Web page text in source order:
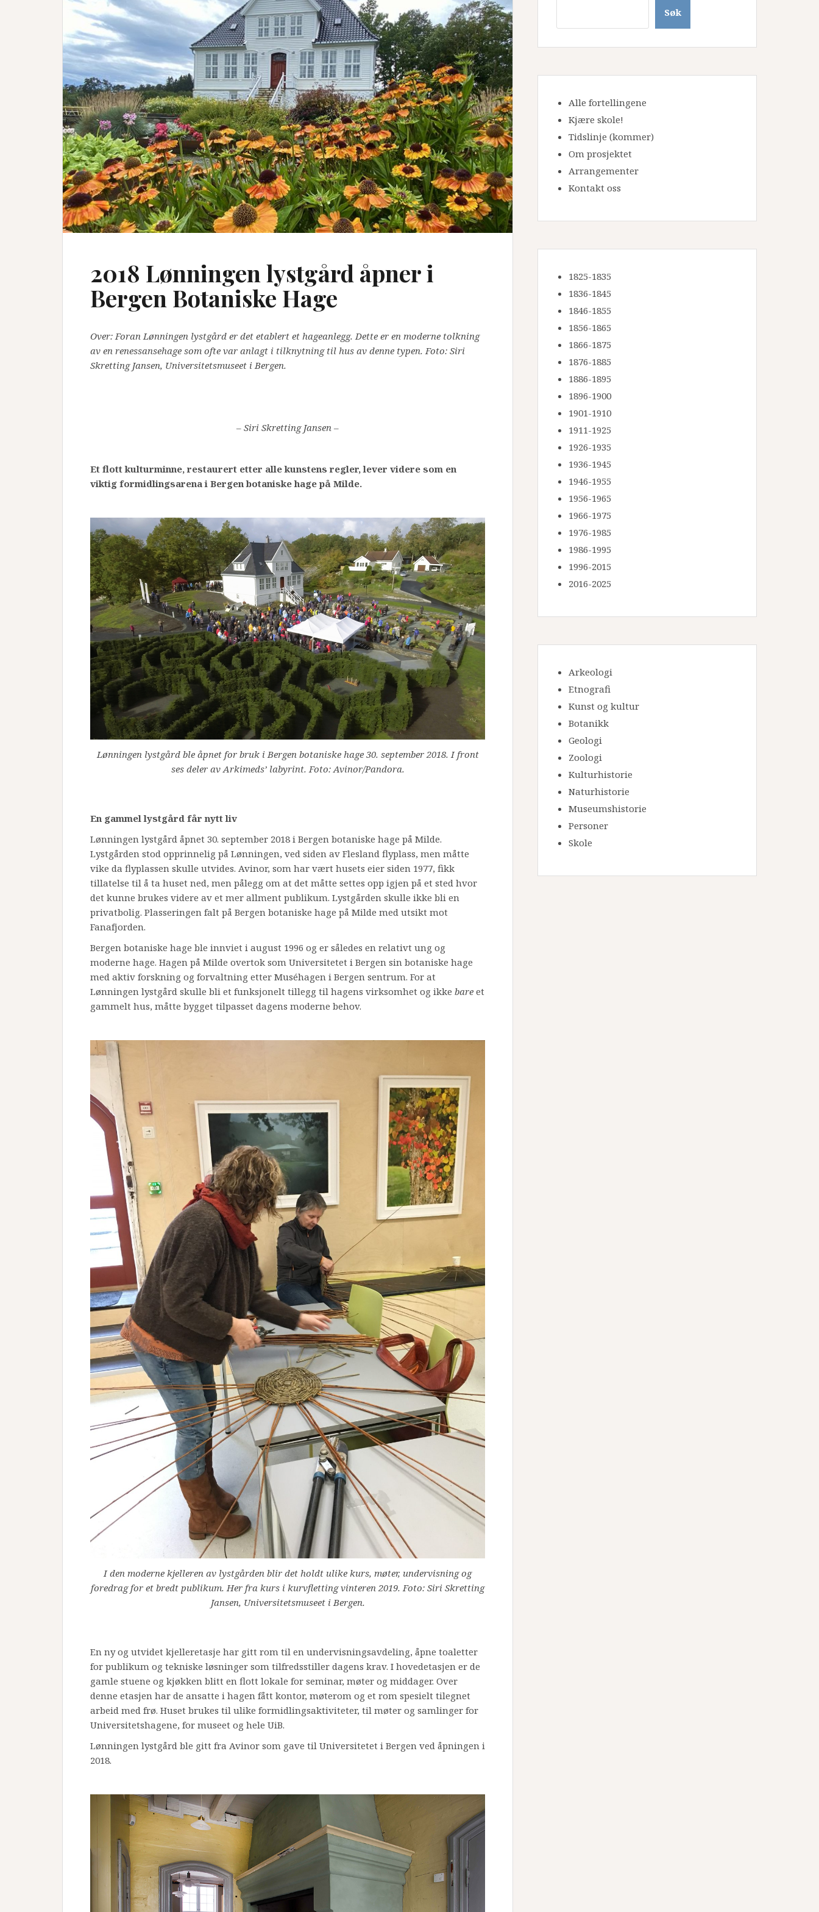
2018 Lønningen lystgård åpner i
Bergen Botaniske Hage
Over: Foran Lønningen lystgård er det etablert et hageanlegg. Dette er en moderne tolkning
av en renessansehage som ofte var anlagt i tilknytning til hus av denne typen. Foto: Siri
Skretting Jansen, Universitetsmuseet i Bergen.
– Siri Skretting Jansen –
Et flott kulturminne, restaurert etter alle kunstens regler, lever videre som en
viktig formidlingsarena i Bergen botaniske hage på Milde.
Lønningen lystgård ble åpnet for bruk i Bergen botaniske hage 30. september 2018. I front
ses deler av Arkimeds’ labyrint. Foto: Avinor/Pandora.
En gammel lystgård får nytt liv
Lønningen lystgård åpnet 30. september 2018 i Bergen botaniske hage på Milde.
Lystgården stod opprinnelig på Lønningen, ved siden av Flesland flyplass, men måtte
vike da flyplassen skulle utvides. Avinor, som har vært husets eier siden 1977, fikk
tillatelse til å ta huset ned, men pålegg om at det måtte settes opp igjen på et sted hvor
det kunne brukes videre av et mer allment publikum. Lystgården skulle ikke bli en
privatbolig. Plasseringen falt på Bergen botaniske hage på Milde med utsikt mot
Fanafjorden.
Bergen botaniske hage ble innviet i august 1996 og er således en relativt ung og
moderne hage. Hagen på Milde overtok som Universitetet i Bergen sin botaniske hage
med aktiv forskning og forvaltning etter Muséhagen i Bergen sentrum. For at
Lønningen lystgård skulle bli et funksjonelt tillegg til hagens virksomhet og ikke bare et
gammelt hus, måtte bygget tilpasset dagens moderne behov.
I den moderne kjelleren av lystgården blir det holdt ulike kurs, møter, undervisning og
foredrag for et bredt publikum. Her fra kurs i kurvfletting vinteren 2019. Foto: Siri Skretting
Jansen, Universitetsmuseet i Bergen.
En ny og utvidet kjelleretasje har gitt rom til en undervisningsavdeling, åpne toaletter
for publikum og tekniske løsninger som tilfredsstiller dagens krav. I hovedetasjen er de
gamle stuene og kjøkken blitt en flott lokale for seminar, møter og middager. Over
denne etasjen har de ansatte i hagen fått kontor, møterom og et rom spesielt tilegnet
arbeid med frø. Huset brukes til ulike formidlingsaktiviteter, til møter og samlinger for
Universitetshagene, for museet og hele UiB.
Lønningen lystgård ble gitt fra Avinor som gave til Universitetet i Bergen ved åpningen i
2018.
Søk
Alle fortellingene
Kjære skole!
Tidslinje (kommer)
Om prosjektet
Arrangementer
Kontakt oss
1825-1835
1836-1845
1846-1855
1856-1865
1866-1875
1876-1885
1886-1895
1896-1900
1901-1910
1911-1925
1926-1935
1936-1945
1946-1955
1956-1965
1966-1975
1976-1985
1986-1995
1996-2015
2016-2025
Arkeologi
Etnografi
Kunst og kultur
Botanikk
Geologi
Zoologi
Kulturhistorie
Naturhistorie
Museumshistorie
Personer
Skole